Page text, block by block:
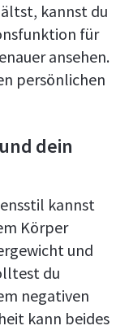
kannst du
für
ansehen.
persönlichen
dein
kannst
Körper
und
du
negativen
kann beides